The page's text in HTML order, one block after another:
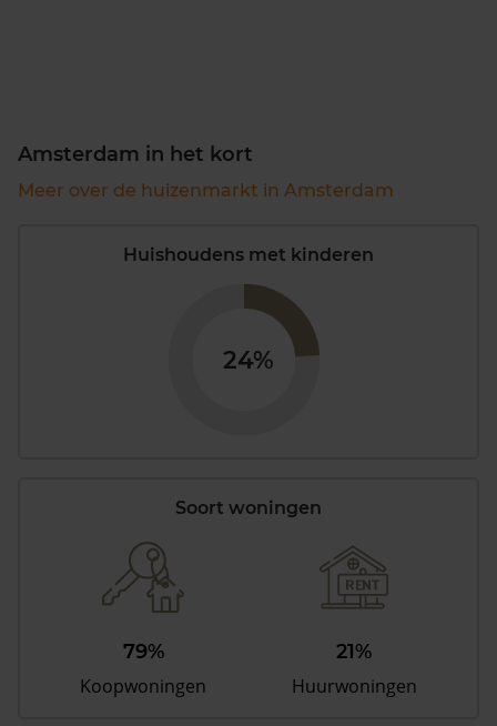
Amsterdam in het kort
Meer over de huizenmarkt in Amsterdam
Huishoudens met kinderen
24%
Soort woningen
79%
Koopwoningen
21%
Huurwoningen